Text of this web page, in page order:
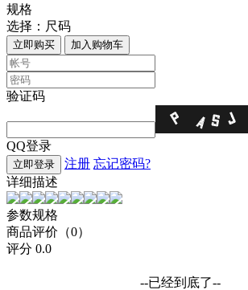
规格
选择： 尺码
立即购买 加入购物车
验证码
QQ登录
立即登录 注册 忘记密码?
详细描述
参数规格
商品评价（0）
评分 0.0
--已经到底了--